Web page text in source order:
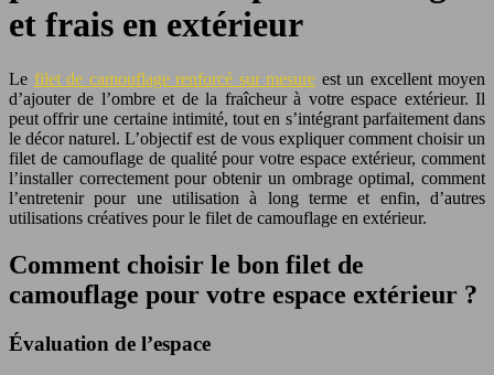
et frais en extérieur
Le filet de camouflage renforcé sur mesure est un excellent moyen
d’ajouter de l’ombre et de la fraîcheur à votre espace extérieur. Il
peut offrir une certaine intimité, tout en s’intégrant parfaitement dans
le décor naturel. L’objectif est de vous expliquer comment choisir un
filet de camouflage de qualité pour votre espace extérieur, comment
l’installer correctement pour obtenir un ombrage optimal, comment
l’entretenir pour une utilisation à long terme et enfin, d’autres
utilisations créatives pour le filet de camouflage en extérieur.
Comment choisir le bon filet de
camouflage pour votre espace extérieur ?
Évaluation de l’espace